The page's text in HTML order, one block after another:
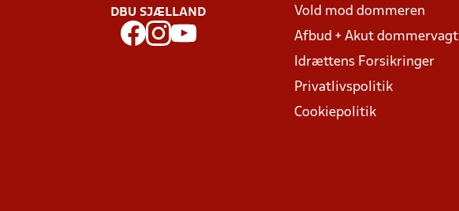
DBU SJÆLLAND
Vold mod dommeren
Afbud + Akut dommervagt
Idrættens Forsikringer
Privatlivspolitik
Cookiepolitik